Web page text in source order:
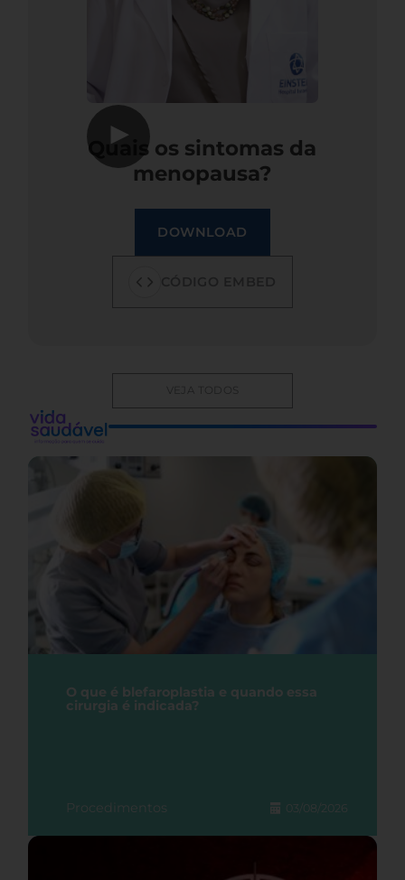
▶
Quais os sintomas da
menopausa?
DOWNLOAD
VEJA TODOS
O que é blefaroplastia e quando essa
cirurgia é indicada?
Procedimentos 03/08/2026